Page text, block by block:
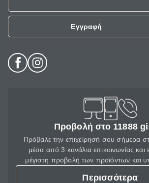
Εγγραφή
Προβολή στο 11888
Πρόβαλε την επιχείρησή σου σήμερα
μέσα από 3 κανάλια επικοινωνίας και
μέγιστη προβολή των προϊόντων και
Περισσότερα